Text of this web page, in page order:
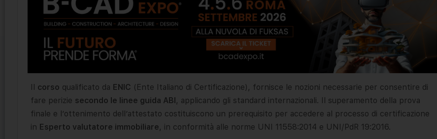
Il corso qualificato da ENIC (Ente Italiano di Certificazione), fornisce le nozioni necessarie per consentire di
fare perizie secondo le linee guida ABI, applicando gli standard internazionali. Il superamento della prova
finale e l’ottenimento dell’attestato costituiscono un prerequisito per accedere al processo di certificazione
in Esperto valutatore immobiliare, in conformità alle norme UNI 11558:2014 e UNI/PdR 19:2016.